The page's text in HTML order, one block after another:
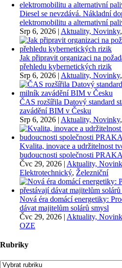
Diesel se nevzdává. Nákladní
elektromobilitu a alternativní
Srp 6, 2026 | Aktuality, Novinky,
Jak připravit organizaci na
přehledu kybernetických rizik
Srp 6, 2026 | Aktuality, Novinky,
ČAS rozšířila Datový standard
zavádění BIM v Česku
Srp 6, 2026 | Aktuality, Novinky,
Kvalita, inovace a udržitelnost
budoucnosti společnosti
Čvc 29, 2026 | Aktuality,
Elektrotechnický, Železniční
Nová éra domácí energetiky:
dávat majitelům solárů smysl
Čvc 29, 2026 | Aktuality,
OZE
Rubriky
Rubriky